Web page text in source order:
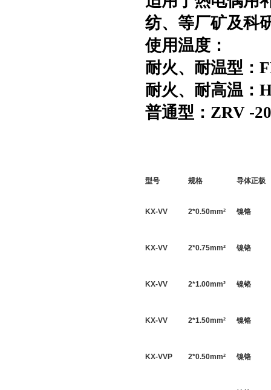
纺、等厂矿及科
使用温度：
耐火、耐温型：
耐火、耐高温：
普通型： ZRV -
型号 规格 导体正极
KX-VV 2*0.50mm² 镍铬
KX-VV 2*0.75mm² 镍铬
KX-VV 2*1.00mm² 镍铬
KX-VV 2*1.50mm² 镍铬
KX-VVP 2*0.50mm² 镍铬